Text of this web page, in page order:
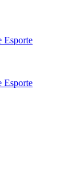
Esporte
Esporte